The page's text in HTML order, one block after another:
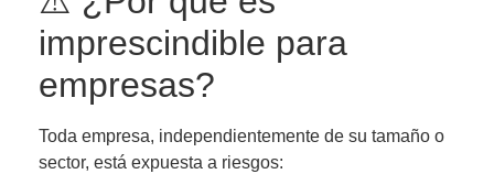
imprescindible para
empresas?
Toda empresa, independientemente de su tamaño o
sector, está expuesta a riesgos: